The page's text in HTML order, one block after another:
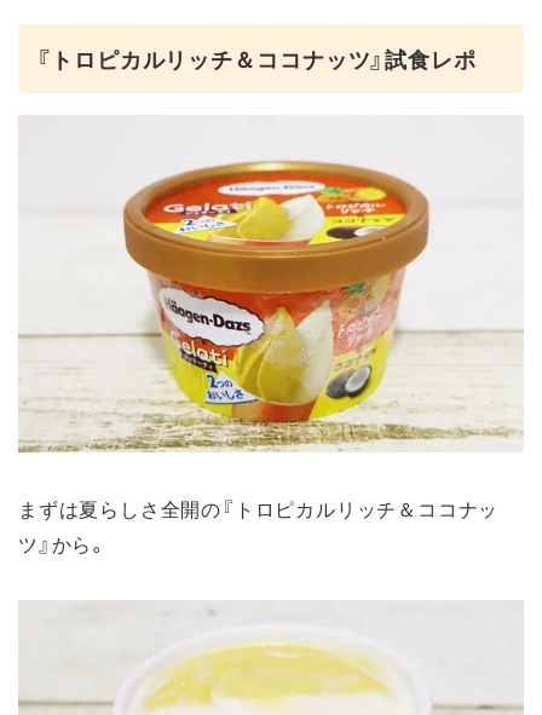
『トロピカルリッチ＆ココナッツ』試食レポ
まずは夏らしさ全開の『トロピカルリッチ＆ココナッ
ツ』から。